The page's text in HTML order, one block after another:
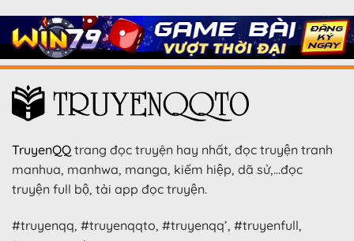
TruyenQQ trang đọc truyện hay nhất, đọc truyện tranh
manhua, manhwa, manga, kiếm hiệp, dã sử,…đọc
truyện full bộ, tải app đọc truyện.
#truyenqq, #truyenqqto, #truyenqq’, #truyenfull,